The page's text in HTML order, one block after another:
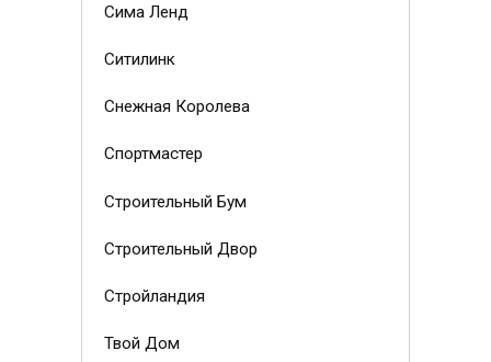
Сима Ленд
Ситилинк
Снежная Королева
Спортмастер
Строительный Бум
Строительный Двор
Стройландия
Твой Дом